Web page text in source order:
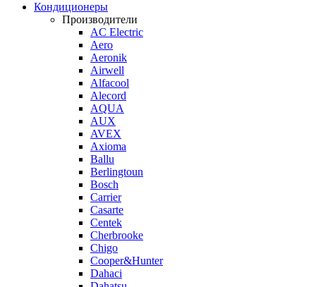
Кондиционеры
Производители
AC Electric
Aero
Aeronik
Airwell
Alfacool
Alecord
AQUA
AUX
AVEX
Axioma
Ballu
Berlingtoun
Bosch
Carrier
Casarte
Centek
Cherbrooke
Chigo
Cooper&Hunter
Dahaci